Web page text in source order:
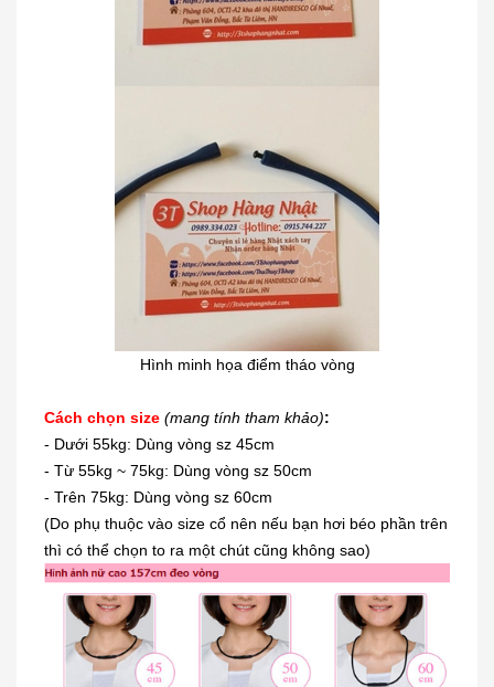
Hình minh họa điểm tháo vòng
Cách chọn size (mang tính tham khảo):
- Dưới 55kg: Dùng vòng sz 45cm
- Từ 55kg ~ 75kg: Dùng vòng sz 50cm
- Trên 75kg: Dùng vòng sz 60cm
(Do phụ thuộc vào size cổ nên nếu bạn hơi béo phần trên
thì có thể chọn to ra một chút cũng không sao)